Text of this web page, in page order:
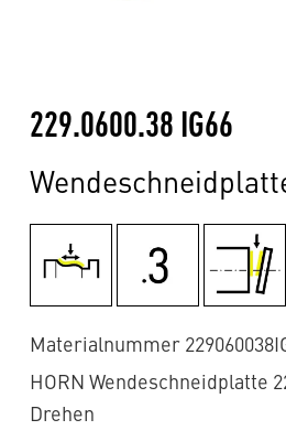
229.0600.38 IG66
Materialnummer
HORN Wendeschneidplatte
Drehen